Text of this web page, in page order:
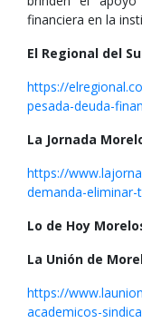
financiera en la
El Regional del
https://
pesada-deuda-
La Jornada
https://
demanda-
Lo de Hoy
La Unión de
https://
academicos-